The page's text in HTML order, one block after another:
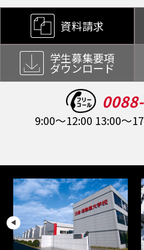
資料請求
学生募集要項
ダウンロード
9:00～12:00 13:00～